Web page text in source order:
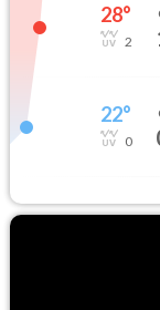
28°
2
22°
0